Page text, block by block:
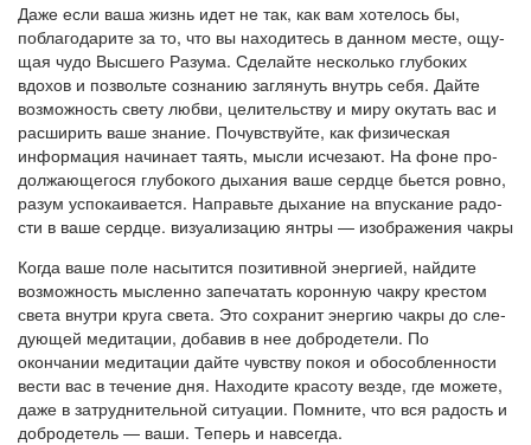
Даже если ваша жизнь идет не так, как вам хотелось бы,
поблагодарите за то, что вы находитесь в данном месте, ощу­
щая чудо Высшего Разума. Сделайте несколько глубоких
вдохов и позвольте сознанию заглянуть внутрь себя. Дайте
возможность свету любви, целительству и миру окутать вас и
расширить ваше знание. Почувствуйте, как физическая
информация начинает таять, мысли исчезают. На фоне про­
должающегося глубокого дыхания ваше сердце бьется ровно,
разум успокаивается. Направьте дыхание на впускание радо­
сти в ваше сердце. визуализацию янтры — изображения чакры
Когда ваше поле насытится позитивной энергией, найдите
возможность мысленно запечатать коронную чакру крестом
света внутри круга света. Это сохранит энергию чакры до сле­
дующей медитации, добавив в нее добродетели. По
окончании медитации дайте чувству покоя и обособленности
вести вас в течение дня. Находите красоту везде, где можете,
даже в за­труднительной ситуации. Помните, что вся радость и
доброде­тель — ваши. Теперь и навсегда.